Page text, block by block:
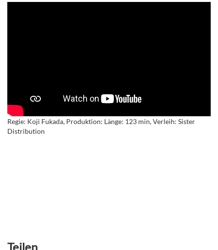
Regie: Koji Fukada, Produktion: Länge: 123 min, Verleih: Sister
Distribution
Teilen